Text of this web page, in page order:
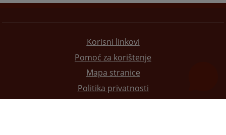
Korisni linkovi
Pomoć za korištenje
Mapa stranice
Politika privatnosti